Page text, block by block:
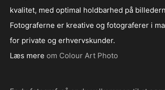
kvalitet, med optimal holdbarhed på
Fotograferne er kreative og fotograferer i
for private og erhvervskunder.
Læs mere om Colour Art Photo